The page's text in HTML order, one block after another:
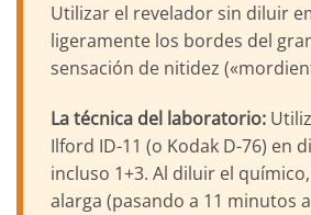
Utilizar el revelador sin diluir
ligeramente los bordes del
sensación de nitidez
La técnica del laboratorio:
Ilford ID-11 (o Kodak D-76) en
incluso 1+3. Al diluir el
alarga (pasando a 11 minutos